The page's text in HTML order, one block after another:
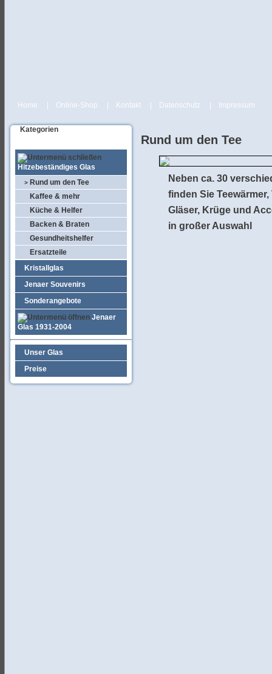
Home Online-Shop Kontakt Datenschutz Impressum
Kategorien
Hitzebeständiges Glas
> Rund um den Tee
Kaffee & mehr
Küche & Helfer
Backen & Braten
Gesundheitshelfer
Ersatzteile
Kristallglas
Jenaer Souvenirs
Sonderangebote
Jenaer
Glas 1931-2004
Unser Glas
Preise
Rund um den Tee
Neben ca. 30
finden Sie Teewärmer,
Gläser, Krüge und
in großer Auswahl